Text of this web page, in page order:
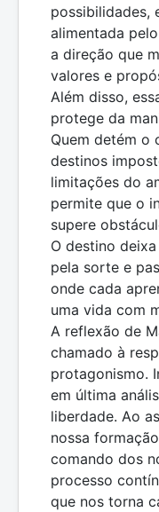
possibilidades,
alimentada
a direção que
valores e
Além disso,
protege da
Quem detém o
destinos
limitações do
permite que o
supere
O destino
pela sorte e
onde cada
uma vida com
A reflexão de
chamado à
protagonismo.
em última
liberdade. Ao
nossa
comando dos
processo
que nos torna